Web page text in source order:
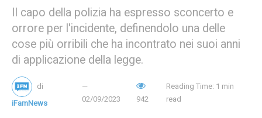
Il capo della polizia ha espresso sconcerto e
orrore per l'incidente, definendolo una delle
cose più orribili che ha incontrato nei suoi anni
di applicazione della legge.
di
iFamNews
02/09/2023 942
Reading Time: 1 min
read